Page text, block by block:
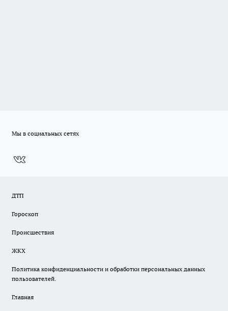
Мы в социальных сетях
ДТП
Гороскоп
Происшествия
ЖКХ
Политика конфиденциальности и обработки персональных данных
пользователей.
Главная